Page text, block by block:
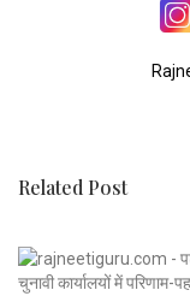
Related Post